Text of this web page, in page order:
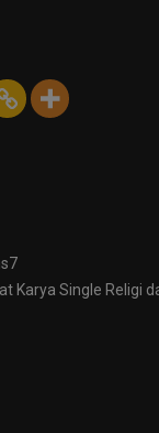
Karya Single Religi